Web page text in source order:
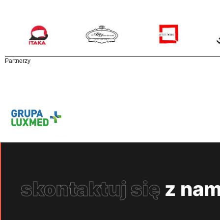
Partnerzy
skontaktuj się z